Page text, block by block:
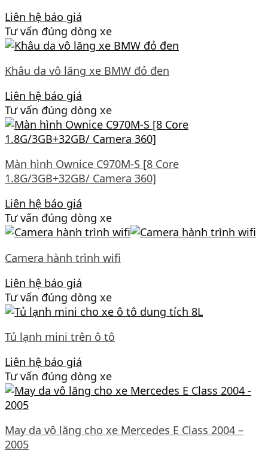
Liên hệ báo giá
Tư vấn đúng dòng xe
Khâu da vô lăng xe BMW đỏ đen
Liên hệ báo giá
Tư vấn đúng dòng xe
Màn hình Ownice C970M-S [8 Core
1.8G/3GB+32GB/ Camera 360]
Liên hệ báo giá
Tư vấn đúng dòng xe
Camera hành trình wifi
Liên hệ báo giá
Tư vấn đúng dòng xe
Tủ lạnh mini trên ô tô
Liên hệ báo giá
Tư vấn đúng dòng xe
May da vô lăng cho xe Mercedes E Class 2004 –
2005